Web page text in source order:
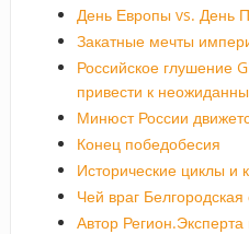
День Европы vs. День
Закатные мечты
Российское глушение
привести к
Минюст России
Конец победобесия
Исторические циклы и
Чей враг Белгородская
Автор